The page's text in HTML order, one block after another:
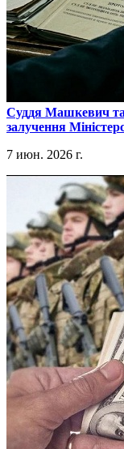
​Суддя Машкевич та
залучення
7 июн. 2026 г.